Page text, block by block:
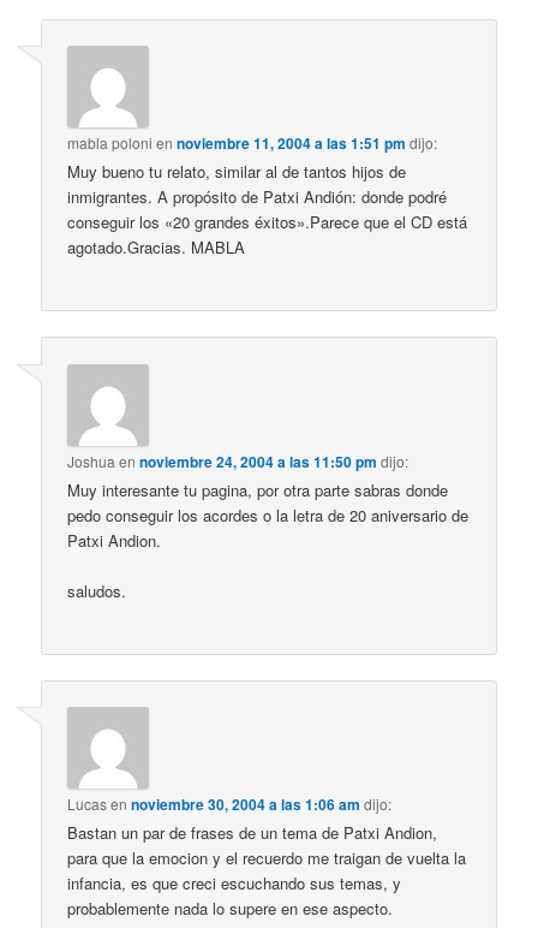
mabla poloni ennoviembre 11, 2004 a las 1:51 pm dijo:
Muy bueno tu relato, similar al de tantos hijos de
inmigrantes. A propósito de Patxi Andión: donde podré
conseguir los «20 grandes éxitos».Parece que el CD está
agotado.Gracias. MABLA
Joshua ennoviembre 24, 2004 a las 11:50 pm dijo:
Muy interesante tu pagina, por otra parte sabras donde
pedo conseguir los acordes o la letra de 20 aniversario de
Patxi Andion.
saludos.
Lucasennoviembre 30, 2004 a las 1:06 am dijo:
Bastan un par de frases de un tema de Patxi Andion,
para que la emocion y el recuerdo me traigan de vuelta la
infancia, es que creci escuchando sus temas, y
probablemente nada lo supere en ese aspecto.